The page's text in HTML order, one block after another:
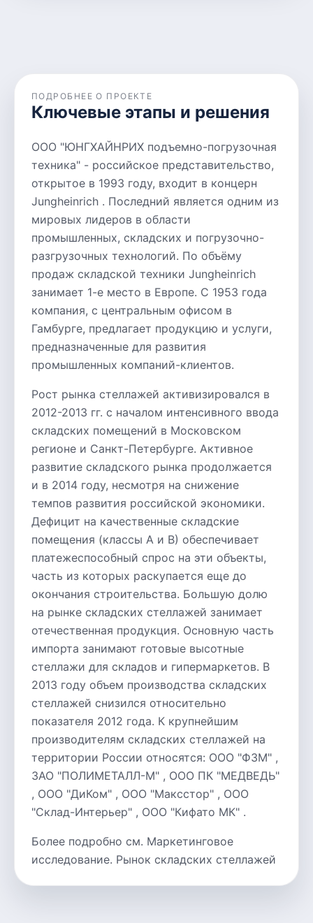
ПОДРОБНЕЕ О ПРОЕКТЕ
Ключевые этапы и решения
ООО "ЮНГХАЙНРИХ подъемно-погрузочная
техника" - российское представительство,
открытое в 1993 году, входит в концерн
Jungheinrich . Последний является одним из
мировых лидеров в области
промышленных, складских и погрузочно-
разгрузочных технологий. По объёму
продаж складской техники Jungheinrich
занимает 1-е место в Европе. С 1953 года
компания, с центральным офисом в
Гамбурге, предлагает продукцию и услуги,
предназначенные для развития
промышленных компаний-клиентов.
Рост рынка стеллажей активизировался в
2012-2013 гг. с началом интенсивного ввода
складских помещений в Московском
регионе и Санкт-Петербурге. Активное
развитие складского рынка продолжается
и в 2014 году, несмотря на снижение
темпов развития российской экономики.
Дефицит на качественные складские
помещения (классы А и В) обеспечивает
платежеспособный спрос на эти объекты,
часть из которых раскупается еще до
окончания строительства. Большую долю
на рынке складских стеллажей занимает
отечественная продукция. Основную часть
импорта занимают готовые высотные
стеллажи для складов и гипермаркетов. В
2013 году объем производства складских
стеллажей снизился относительно
показателя 2012 года. К крупнейшим
производителям складских стеллажей на
территории России относятся: ООО "ФЗМ" ,
ЗАО "ПОЛИМЕТАЛЛ-М" , ООО ПК "МЕДВЕДЬ"
, ООО "ДиКом" , ООО "Максстор" , ООО
"Склад-Интерьер" , ООО "Кифато МК" .
Более подробно см. Маркетинговое
исследование. Рынок складских стеллажей